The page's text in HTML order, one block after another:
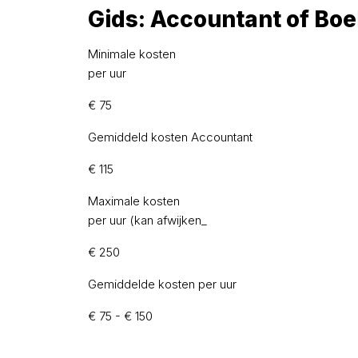
Gids: Accountant of
Minimale kosten
per uur
€ 75
Gemiddeld kosten Accountant
€ 115
Maximale kosten
per uur (kan afwijken_
€ 250
Gemiddelde kosten per uur
€ 75 - € 150